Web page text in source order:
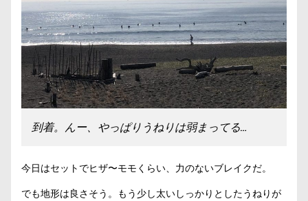
到着。んー、やっぱりうねりは弱まってる…
今日はセットでヒザ〜モモくらい、力のないブレイクだ。
でも地形は良さそう。もう少し太いしっかりとしたうねりが